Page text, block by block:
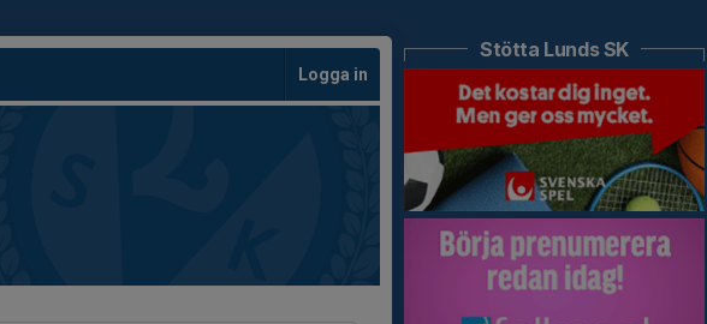
Logga in
Stötta Lunds SK